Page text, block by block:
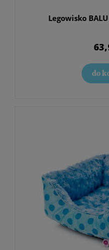
Legowisko
do